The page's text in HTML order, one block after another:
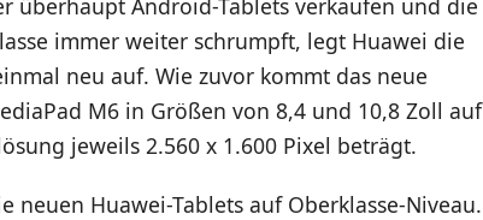
immer weiter schrumpft, legt Huawei die
neu auf. Wie zuvor kommt das neue
M6 in Größen von 8,4 und 10,8 Zoll auf
jeweils 2.560 x 1.600 Pixel beträgt.
neuen Huawei-Tablets auf Oberklasse-Niveau.